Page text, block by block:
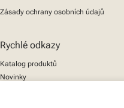
Zásady ochrany osobních údajů
Rychlé odkazy
Katalog produktů
Novinky